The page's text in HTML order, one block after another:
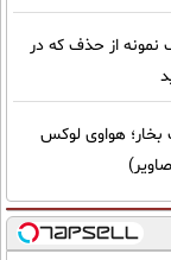
از حذف که در
6 لیدار و 523 اسب بخار؛ هواوی لوکس